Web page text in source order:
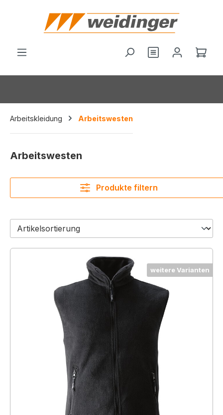
springen
Du hast 0
Arbeitskleidung Arbeitswesten
Arbeitswesten
Produkte filtern
weitere Varianten